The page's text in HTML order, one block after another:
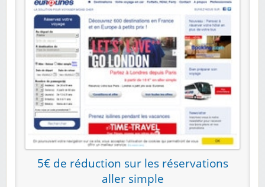
5€ de réduction sur les réservations
aller simple